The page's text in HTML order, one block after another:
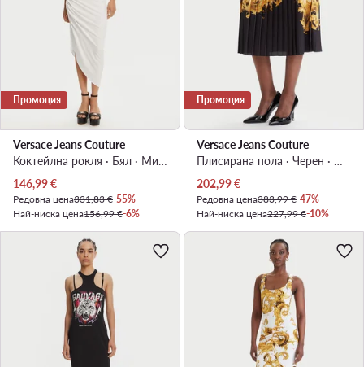
Промоция
Versace Jeans Couture
Коктейлна рокля · Бял · Миди, Асиметрична
Актуална цена
146,99€
Редовна цена331,83 €-55%
Най-ниска цена156,99 €-6%
Промоция
Versace Jeans Couture
Плисирана пола · Черен · Макси
Актуална цена
202,99€
Редовна цена383,99 €-47%
Най-ниска цена227,99 €-10%